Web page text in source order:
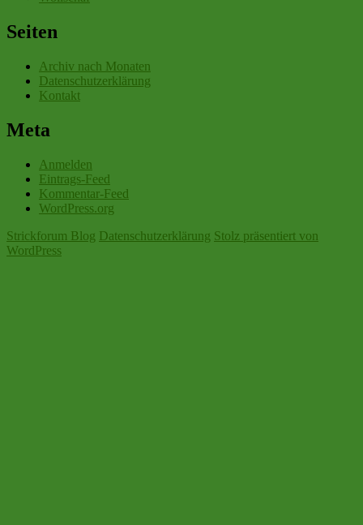
Seiten
Archiv nach Monaten
Datenschutzerklärung
Kontakt
Meta
Anmelden
Eintrags-Feed
Kommentar-Feed
WordPress.org
Strickforum Blog Datenschutzerklärung Stolz präsentiert von
WordPress